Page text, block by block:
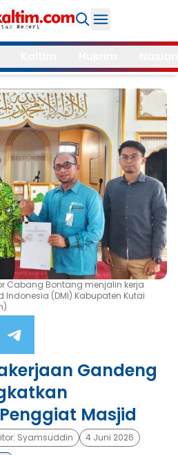
Daerah
Kukar
Samarinda
Bontang
Balikpapan
Kubar
Kutim
PPU
Mahulu
Paser
Berau
More
Feature
Opini
Gaya
×
Cabang Bontang menjalin kerja
(DMI) Kabupaten Kutai
Gandeng
Masjid
Syamsuddin 4 Juni 2026